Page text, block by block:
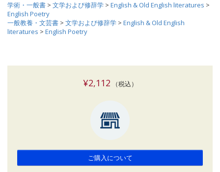
学術・一般書 > 文学および修辞学 > English & Old English literatures >
English Poetry
一般教養・文芸書 > 文学および修辞学 > English & Old English
literatures > English Poetry
¥2,112 （税込）
ご購入について